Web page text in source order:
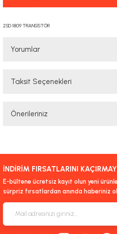
2SD 1809 TRANSİSTÖR
Yorumlar
Taksit Seçenekleri
Önerileriniz
yetersiz gördüğünüz noktaları öneri
iletebilirsiniz.
Görüş ve önerileriniz için teşekkür
Ürün açıklamasında eksik bilgiler
Ürün bilgilerinde hatalar bulunuyor.
İNDİRİM FIRSATLARINI
E-bültene ücretsiz kayıt olun yeni
sürpriz fırsatlardan anında haberiniz